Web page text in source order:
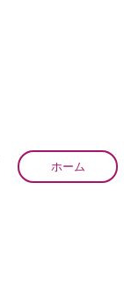
ホーム